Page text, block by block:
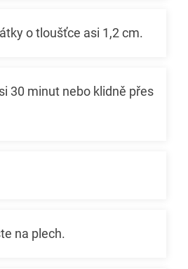
o tloušťce asi 1,2 cm.
30 minut nebo klidně přes
na plech.